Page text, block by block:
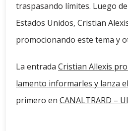
traspasando límites. Luego
Estados Unidos, Cristian
promocionando este tema y
La entrada Cristian Allexis
lamento informarles y lanza
primero en CANALTRARD –